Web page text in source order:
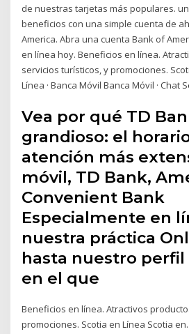
de nuestras tarjetas más populares.
beneficios con una simple cuenta de
America. Abra una cuenta Bank of
en línea hoy. Beneficios en línea.
servicios turísticos, y promociones.
Línea · Banca Móvil Banca Móvil · Chat
Vea por qué TD
grandioso: el
atención más
móvil, TD Bank,
Convenient Bank
Especialmente en
nuestra práctica
hasta nuestro
en el que
Beneficios en línea. Atractivos
promociones. Scotia en Línea Scotia en.